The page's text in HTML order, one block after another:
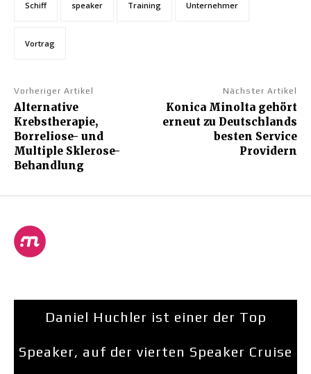
Schiff speaker Training Unternehmer
Vortrag
Vorheriger Artikel
Alternative
Krebstherapie,
Borreliose- und
Multiple Sklerose-
Behandlung
Nächster Artikel
Konica Minolta gehört
erneut zu Deutschlands
besten Service
Providern
Daniel Huchler ist einer der Top
Speaker, auf der vierten Speaker Cruise